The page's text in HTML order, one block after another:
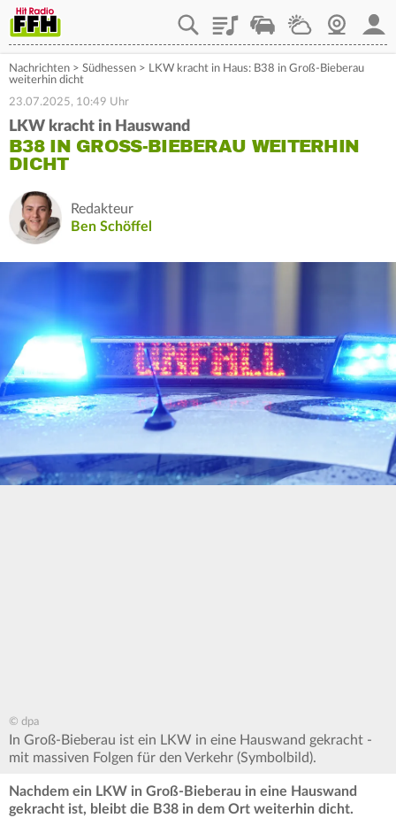
PlaylistStaupilotWetterWebcam
Nachrichten > Südhessen > LKW kracht in Haus: B38 in Groß-Bieberau
weiterhin dicht
23.07.2025, 10:49 Uhr
LKW kracht in Hauswand
B38 IN GROSS-BIEBERAU WEITERHIN D
ICHT
Redakteur
Ben Schöffel
© dpa
In Groß-Bieberau ist ein LKW in eine Hauswand gekracht -
mit massiven Folgen für den Verkehr (Symbolbild).
Nachdem ein LKW in Groß-Bieberau in eine Hauswand
gekracht ist, bleibt die B38 in dem Ort weiterhin dicht.